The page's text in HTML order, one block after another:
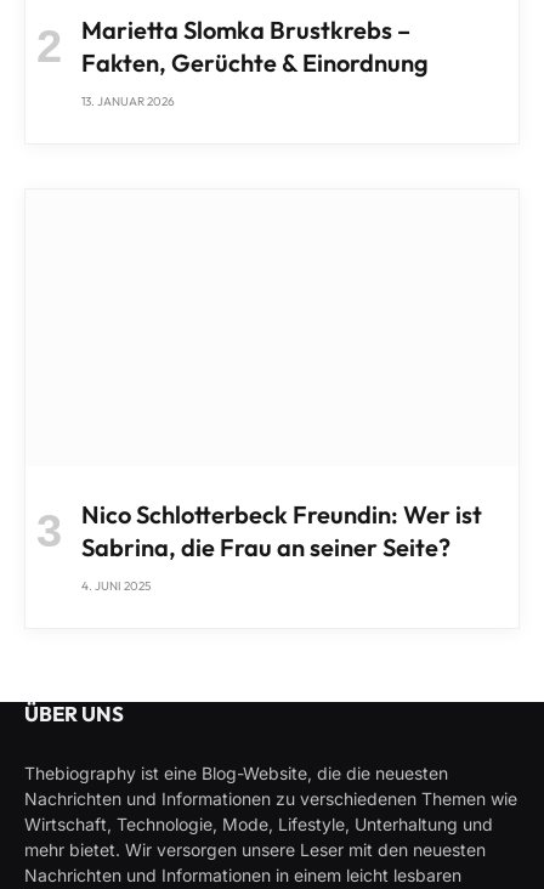
Marietta Slomka Brustkrebs –
Fakten, Gerüchte & Einordnung
13. JANUAR 2026
Nico Schlotterbeck Freundin: Wer ist
Sabrina, die Frau an seiner Seite?
4. JUNI 2025
ÜBER UNS
Thebiography ist eine Blog-Website, die die neuesten
Nachrichten und Informationen zu verschiedenen Themen wie
Wirtschaft, Technologie, Mode, Lifestyle, Unterhaltung und
mehr bietet. Wir versorgen unsere Leser mit den neuesten
Nachrichten und Informationen in einem leicht lesbaren